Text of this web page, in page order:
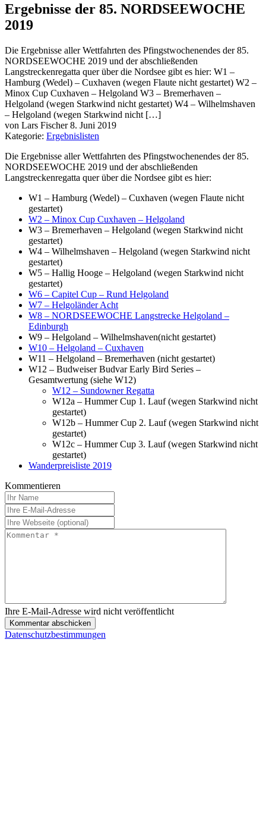
Ergebnisse der 85. NORDSEEWOCHE
2019
Die Ergebnisse aller Wettfahrten des Pfingstwochenendes der 85.
NORDSEEWOCHE 2019 und der abschließenden
Langstreckenregatta quer über die Nordsee gibt es hier: W1 –
Hamburg (Wedel) – Cuxhaven (wegen Flaute nicht gestartet) W2 –
Minox Cup Cuxhaven – Helgoland W3 – Bremerhaven –
Helgoland (wegen Starkwind nicht gestartet) W4 – Wilhelmshaven
– Helgoland (wegen Starkwind nicht […]
von Lars Fischer8. Juni 2019
Kategorie: Ergebnislisten
Die Ergebnisse aller Wettfahrten des Pfingstwochenendes der 85.
NORDSEEWOCHE 2019 und der abschließenden
Langstreckenregatta quer über die Nordsee gibt es hier:
W1 – Hamburg (Wedel) – Cuxhaven (wegen Flaute nicht
gestartet)
W2 – Minox Cup Cuxhaven – Helgoland
W3 – Bremerhaven – Helgoland (wegen Starkwind nicht
gestartet)
W4 – Wilhelmshaven – Helgoland (wegen Starkwind nicht
gestartet)
W5 – Hallig Hooge – Helgoland (wegen Starkwind nicht
gestartet)
W6 – Capitel Cup – Rund Helgoland
W7 – Helgoländer Acht
W8 – NORDSEEWOCHE Langstrecke Helgoland –
Edinburgh
W9 – Helgoland – Wilhelmshaven(nicht gestartet)
W10 – Helgoland – Cuxhaven
W11 – Helgoland – Bremerhaven (nicht gestartet)
W12 – Budweiser Budvar Early Bird Series –
Gesamtwertung (siehe W12)
W12 – Sundowner Regatta
W12a – Hummer Cup 1. Lauf (wegen Starkwind nicht
gestartet)
W12b – Hummer Cup 2. Lauf (wegen Starkwind nicht
gestartet)
W12c – Hummer Cup 3. Lauf (wegen Starkwind nicht
gestartet)
Wanderpreisliste 2019
Kommentieren
Ihre E-Mail-Adresse wird nicht veröffentlicht
Kommentar abschicken
Datenschutzbestimmungen